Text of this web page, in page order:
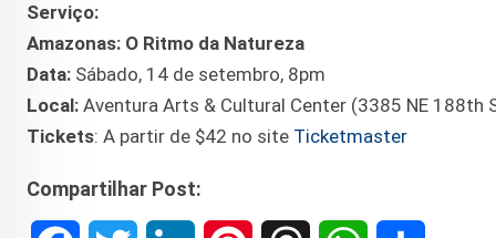
Serviço:
Amazonas: O Ritmo da Natureza
Data: Sábado, 14 de setembro, 8pm
Local: Aventura Arts & Cultural Center (3385 NE 188th
Tickets: A partir de $42 no site Ticketmaster
Compartilhar Post: